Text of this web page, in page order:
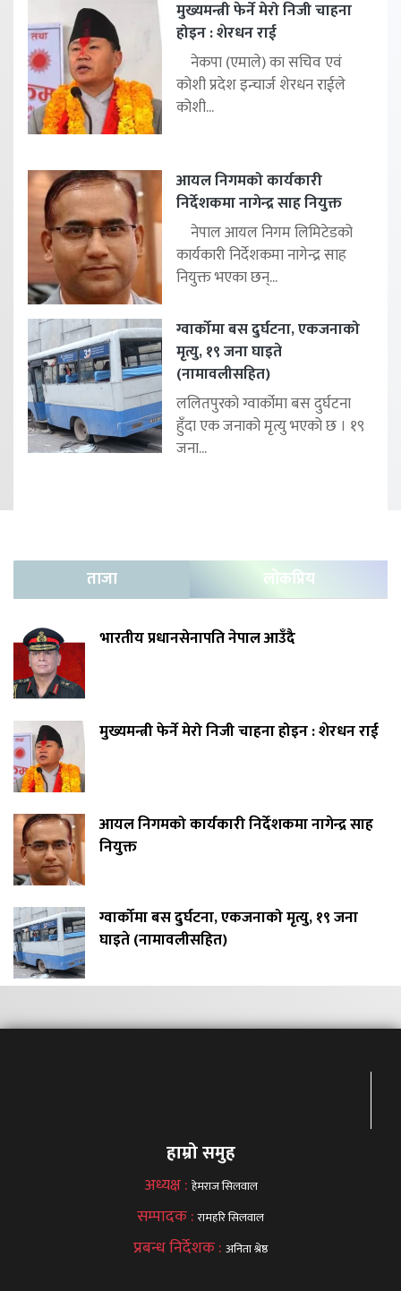
मुख्यमन्त्री फेर्ने मेरो निजी चाहना
होइन : शेरधन राई
नेकपा (एमाले) का सचिव एवं
कोशी प्रदेश इन्चार्ज शेरधन राईले
कोशी...
आयल निगमको कार्यकारी
निर्देशकमा नागेन्द्र साह नियुक्त
नेपाल आयल निगम लिमिटेडको
कार्यकारी निर्देशकमा नागेन्द्र साह
नियुक्त भएका छन्...
ग्वार्कोमा बस दुर्घटना, एकजनाको
मृत्यु, १९ जना घाइते
(नामावलीसहित)
ललितपुरको ग्वार्कोमा बस दुर्घटना
हुँदा एक जनाको मृत्यु भएको छ । १९
जना...
ताजा लोकप्रिय
भारतीय प्रधानसेनापति नेपाल आउँदै
मुख्यमन्त्री फेर्ने मेरो निजी चाहना होइन : शेरधन राई
आयल निगमको कार्यकारी निर्देशकमा नागेन्द्र साह
नियुक्त
ग्वार्कोमा बस दुर्घटना, एकजनाको मृत्यु, १९ जना
घाइते (नामावलीसहित)
हाम्रो समुह
अध्यक्ष : हेमराज सिलवाल
सम्पादक :रामहरि सिलवाल
प्रबन्ध निर्देशक : अनिता श्रेष्ठ